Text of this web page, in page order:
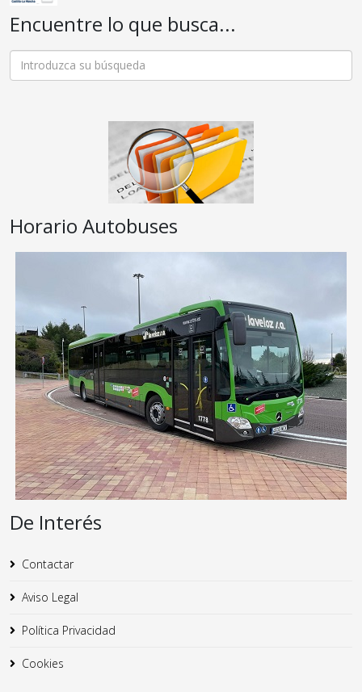
Encuentre lo que busca...
Horario Autobuses
De Interés
Contactar
Aviso Legal
Política Privacidad
Cookies